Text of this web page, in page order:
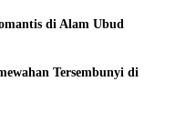
di Alam Ubud
Tersembunyi di